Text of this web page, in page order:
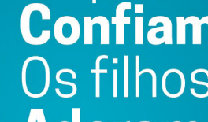
focado na manutenção do estado
das populações de fauna e